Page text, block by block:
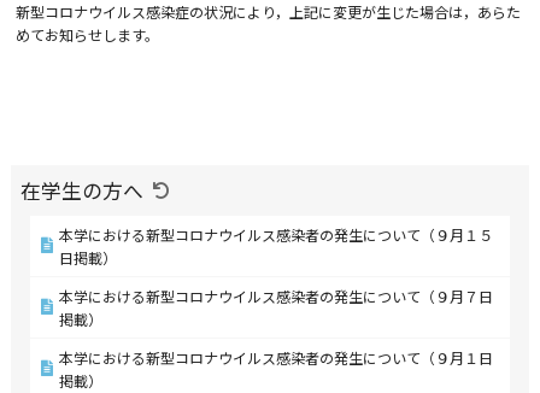
新型コロナウイルス感染症の状況により，上記に変更が生じた場合は，あらた
めてお知らせします。
在学生の方へ
本学における新型コロナウイルス感染者の発生について（９月１５
日掲載）
本学における新型コロナウイルス感染者の発生について（９月７日
掲載）
本学における新型コロナウイルス感染者の発生について（９月１日
掲載）